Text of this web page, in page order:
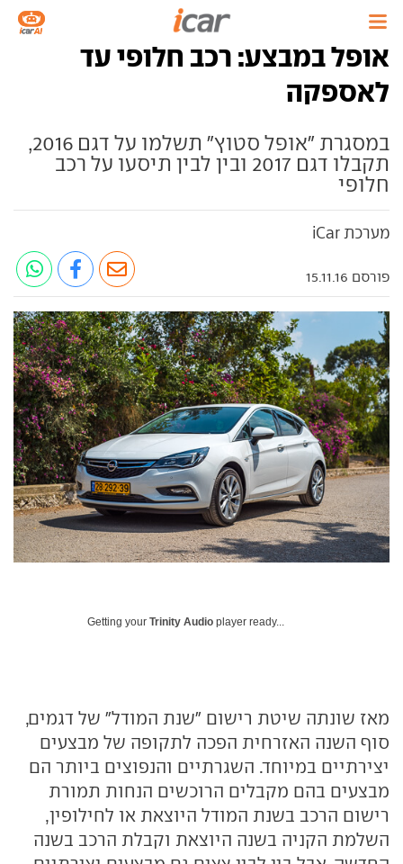
אופל במבצע: רכב חלופי עד
לאספקה
במסגרת "אופל סטוץ" תשלמו על דגם 2016,
תקבלו דגם 2017 ובין לבין תיסעו על רכב
חלופי
מערכת iCar
פורסם 15.11.16
Getting your Trinity Audio player ready...
מאז שונתה שיטת רישום "שנת המודל" של דגמים,
סוף השנה האזרחית הפכה לתקופה של מבצעים
יצירתיים במיוחד. השגרתיים והנפוצים ביותר הם
מבצעים בהם מקבלים הרוכשים הנחות תמורת
רישום הרכב בשנת המודל היוצאת או לחילופין,
השלמת הקניה בשנה היוצאת וקבלת הרכב בשנה